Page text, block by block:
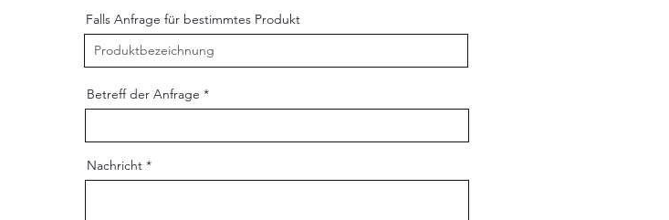
Falls Anfrage für bestimmtes Produkt
Betreff der Anfrage
Nachricht